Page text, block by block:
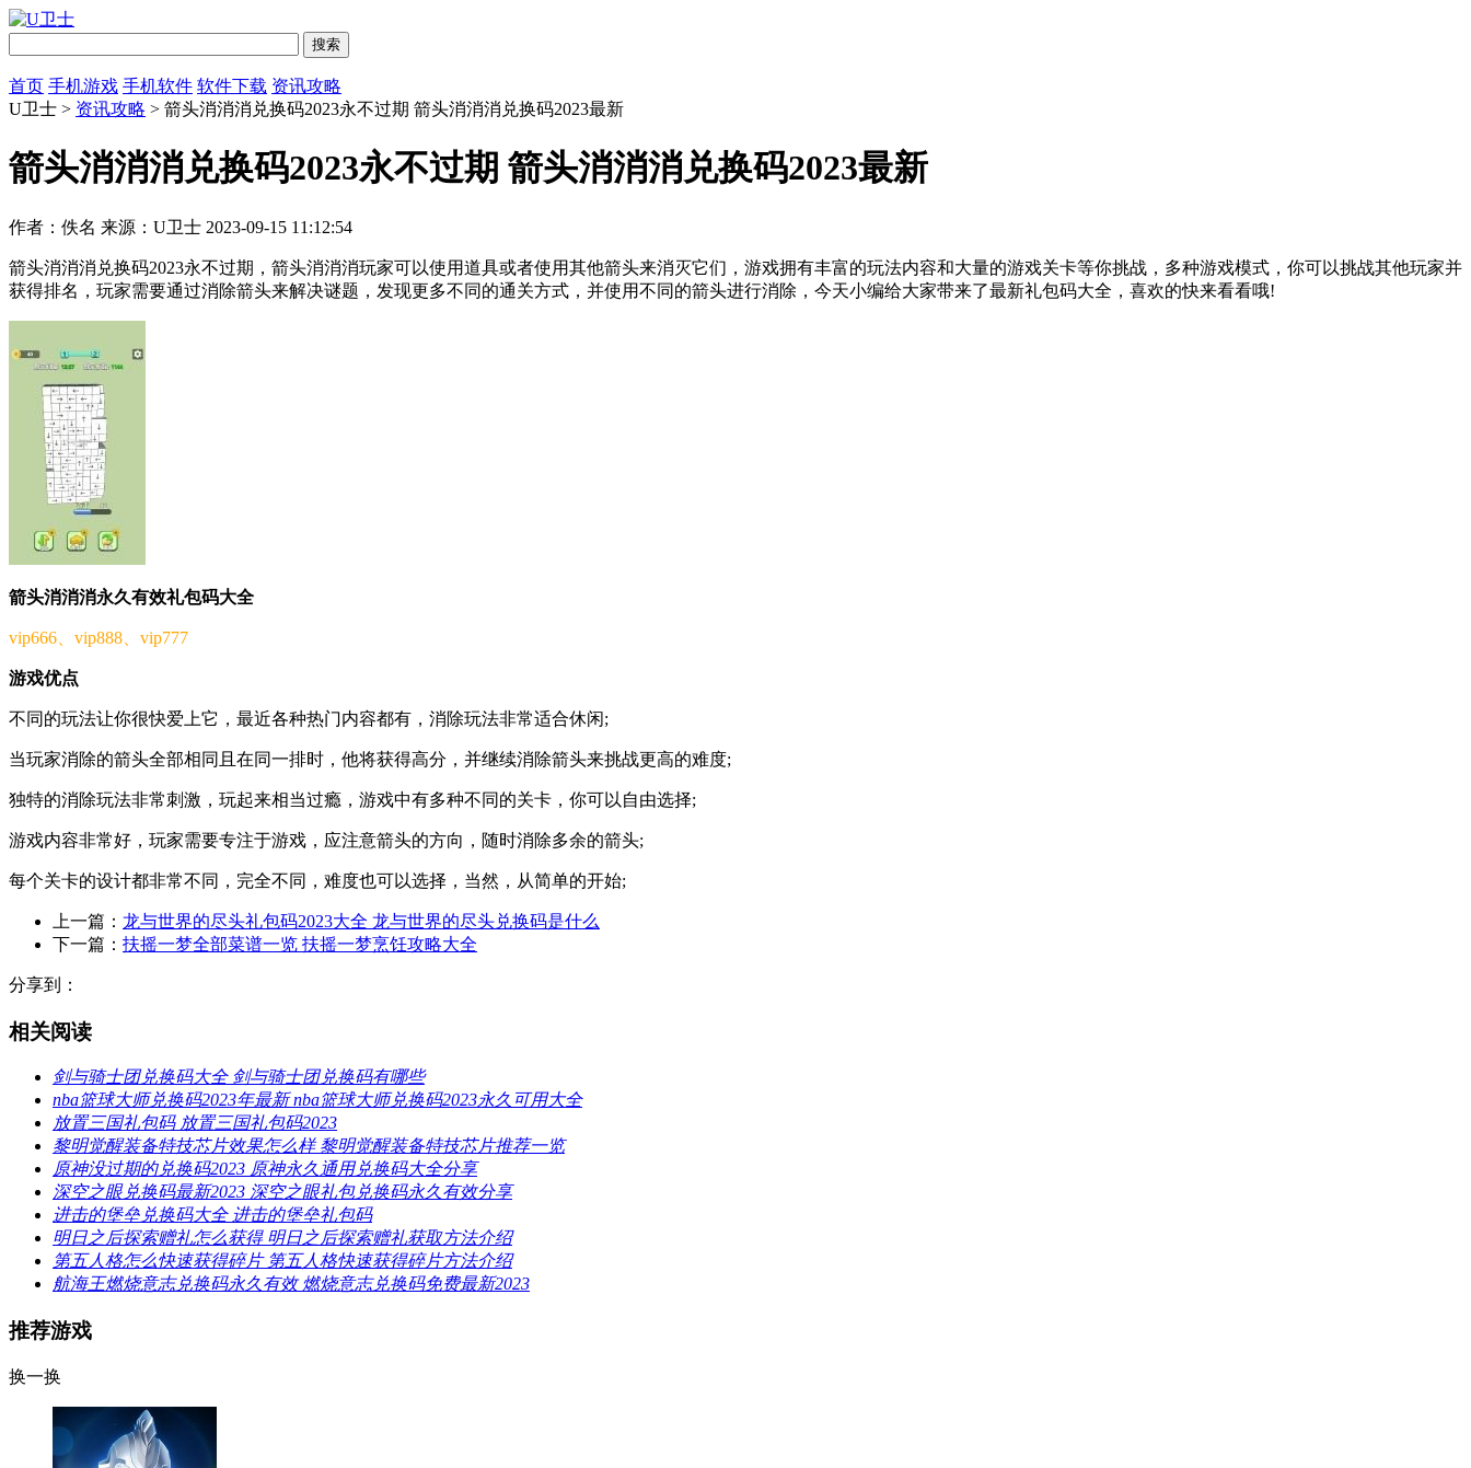
首页 手机游戏 手机软件 软件下载 资讯攻略
U卫士 > 资讯攻略 > 箭头消消消兑换码2023永不过期 箭头消消消兑换码2023最新
箭头消消消兑换码2023永不过期 箭头消消消兑换码2023最新
作者：佚名 来源：U卫士 2023-09-15 11:12:54
箭头消消消兑换码2023永不过期，箭头消消消玩家可以使用道具或者使用其他箭头来消灭它们，游戏拥有丰富的玩法内容和大量的游戏关卡等你挑战，多种游戏模式，你可以挑战其他玩家并
获得排名，玩家需要通过消除箭头来解决谜题，发现更多不同的通关方式，并使用不同的箭头进行消除，今天小编给大家带来了最新礼包码大全，喜欢的快来看看哦!
箭头消消消永久有效礼包码大全
vip666、vip888、vip777
游戏优点
不同的玩法让你很快爱上它，最近各种热门内容都有，消除玩法非常适合休闲;
当玩家消除的箭头全部相同且在同一排时，他将获得高分，并继续消除箭头来挑战更高的难度;
独特的消除玩法非常刺激，玩起来相当过瘾，游戏中有多种不同的关卡，你可以自由选择;
游戏内容非常好，玩家需要专注于游戏，应注意箭头的方向，随时消除多余的箭头;
每个关卡的设计都非常不同，完全不同，难度也可以选择，当然，从简单的开始;
上一篇： 龙与世界的尽头礼包码2023大全 龙与世界的尽头兑换码是什么
下一篇： 扶摇一梦全部菜谱一览 扶摇一梦烹饪攻略大全
分享到：
相关阅读
剑与骑士团兑换码大全 剑与骑士团兑换码有哪些
nba篮球大师兑换码2023年最新 nba篮球大师兑换码2023永久可用大全
放置三国礼包码 放置三国礼包码2023
黎明觉醒装备特技芯片效果怎么样 黎明觉醒装备特技芯片推荐一览
原神没过期的兑换码2023 原神永久通用兑换码大全分享
深空之眼兑换码最新2023 深空之眼礼包兑换码永久有效分享
进击的堡垒兑换码大全 进击的堡垒礼包码
明日之后探索赠礼怎么获得 明日之后探索赠礼获取方法介绍
第五人格怎么快速获得碎片 第五人格快速获得碎片方法介绍
航海王燃烧意志兑换码永久有效 燃烧意志兑换码免费最新2023
推荐游戏
换一换